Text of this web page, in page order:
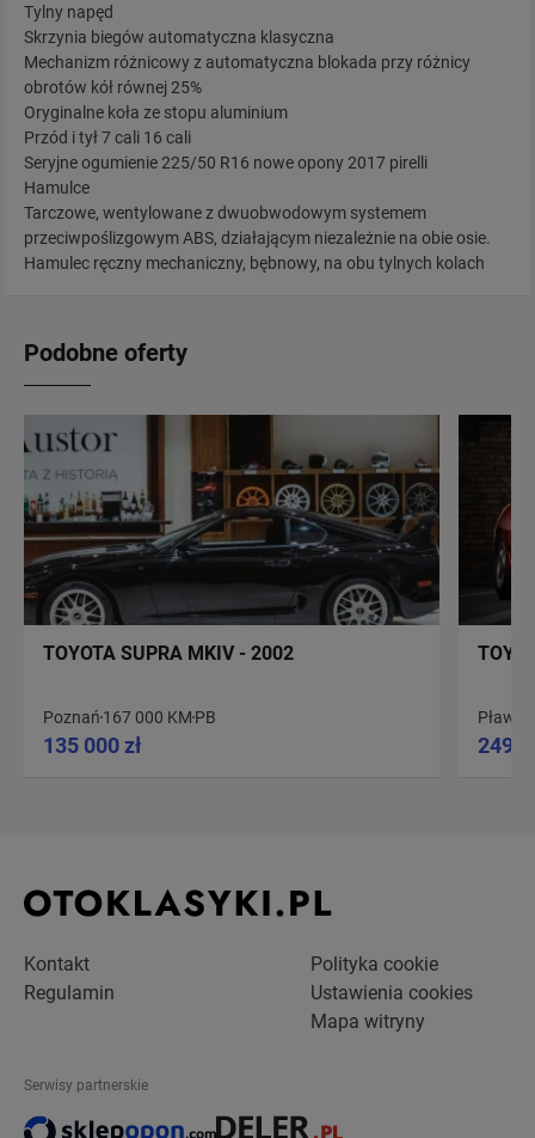
Tylny napęd
Skrzynia biegów automatyczna klasyczna
Mechanizm różnicowy z automatyczna blokada przy różnicy
obrotów kół równej 25%
Oryginalne koła ze stopu aluminium
Przód i tył 7 cali 16 cali
Seryjne ogumienie 225/50 R16 nowe opony 2017 pirelli
Hamulce
Tarczowe, wentylowane z dwuobwodowym systemem
przeciwpoślizgowym ABS, działającym niezależnie na obie osie.
Hamulec ręczny mechaniczny, bębnowy, na obu tylnych kolach
Podobne oferty
TOYOTA SUPRA MKIV - 2002
Poznań 167 000 KM PB
135 000 zł 249
Kontakt
Regulamin
Polityka cookie
Ustawienia cookies
Mapa witryny
Serwisy partnerskie